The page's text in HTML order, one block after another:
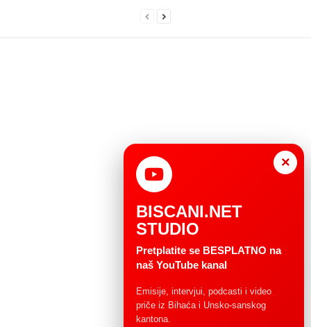
×
BISCANI.NET
STUDIO
Pretplatite se BESPLATNO na
naš YouTube kanal
Emisije, intervjui, podcasti i video
priče iz Bihaća i Unsko-sanskog
kantona.